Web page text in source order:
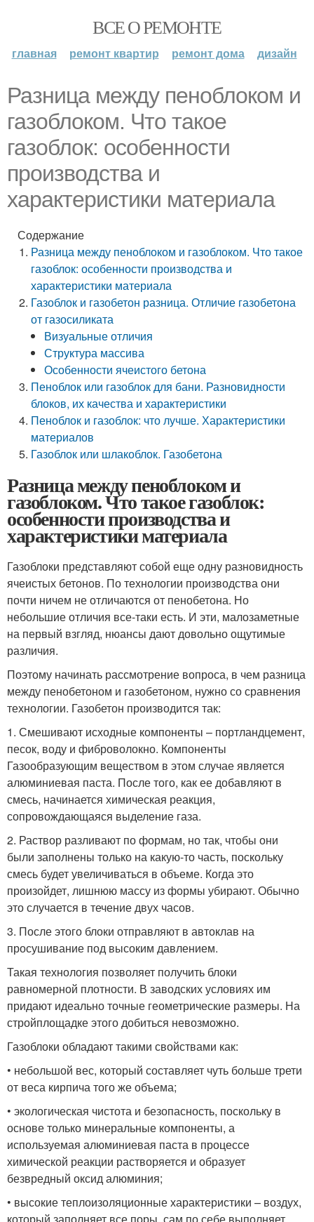
ВСЕ О РЕМОНТЕ
главная ремонт квартир ремонт дома дизайн
Разница между пеноблоком и
газоблоком. Что такое
газоблок: особенности
производства и
характеристики материала
Содержание
Разница между пеноблоком и газоблоком. Что такое
газоблок: особенности производства и
характеристики материала
Газоблок и газобетон разница. Отличие газобетона
от газосиликата
Визуальные отличия
Структура массива
Особенности ячеистого бетона
Пеноблок или газоблок для бани. Разновидности
блоков, их качества и характеристики
Пеноблок и газоблок: что лучше. Характеристики
материалов
Газоблок или шлакоблок. Газобетона
Разница между пеноблоком и
газоблоком. Что такое газоблок:
особенности производства и
характеристики материала
Газоблоки представляют собой еще одну разновидность
ячеистых бетонов. По технологии производства они
почти ничем не отличаются от пенобетона. Но
небольшие отличия все-таки есть. И эти, малозаметные
на первый взгляд, нюансы дают довольно ощутимые
различия.
Поэтому начинать рассмотрение вопроса, в чем разница
между пенобетоном и газобетоном, нужно со сравнения
технологии. Газобетон производится так:
1. Смешивают исходные компоненты – портландцемент,
песок, воду и фиброволокно. Компоненты
Газообразующим веществом в этом случае является
алюминиевая паста. После того, как ее добавляют в
смесь, начинается химическая реакция,
сопровождающаяся выделение газа.
2. Раствор разливают по формам, но так, чтобы они
были заполнены только на какую-то часть, поскольку
смесь будет увеличиваться в объеме. Когда это
произойдет, лишнюю массу из формы убирают. Обычно
это случается в течение двух часов.
3. После этого блоки отправляют в автоклав на
просушивание под высоким давлением.
Такая технология позволяет получить блоки
равномерной плотности. В заводских условиях им
придают идеально точные геометрические размеры. На
стройплощадке этого добиться невозможно.
Газоблоки обладают такими свойствами как:
• небольшой вес, который составляет чуть больше трети
от веса кирпича того же объема;
• экологическая чистота и безопасность, поскольку в
основе только минеральные компоненты, а
используемая алюминиевая паста в процессе
химической реакции растворяется и образует
безвредный оксид алюминия;
• высокие теплоизоляционные характеристики – воздух,